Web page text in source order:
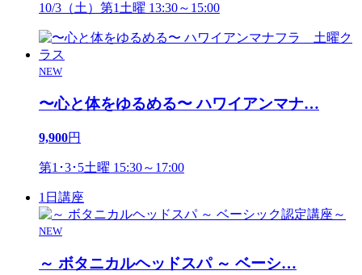
10/3（土）第1土曜 13:30～15:00
NEW
〜心と体をゆるめる〜 ハワイアンマナ…
9,900円
第1･3･5土曜 15:30～17:00
1日講座
NEW
～ ボタニカルヘッドスパ ～ ベーシ…